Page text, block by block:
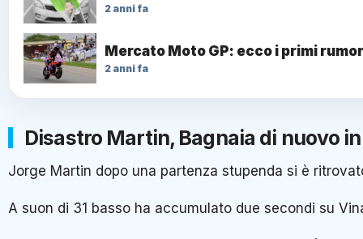
2 anni fa
Mercato Moto GP: ecco i primi
2 anni fa
Disastro Martin, Bagnaia di nuovo
Jorge Martin dopo una partenza stupenda si è
A suon di 31 basso ha accumulato due secondi su